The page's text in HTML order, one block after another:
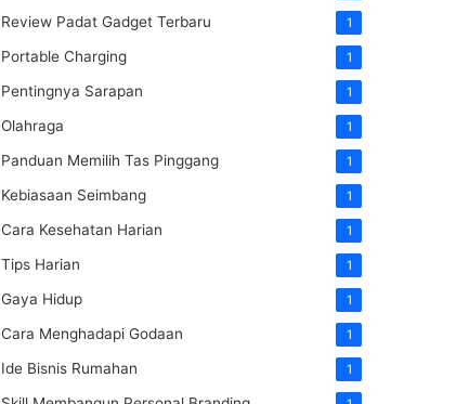
Review Padat Gadget Terbaru 1
Portable Charging 1
Pentingnya Sarapan 1
Olahraga 1
Panduan Memilih Tas Pinggang 1
Kebiasaan Seimbang 1
Cara Kesehatan Harian 1
Tips Harian 1
Gaya Hidup 1
Cara Menghadapi Godaan 1
Ide Bisnis Rumahan 1